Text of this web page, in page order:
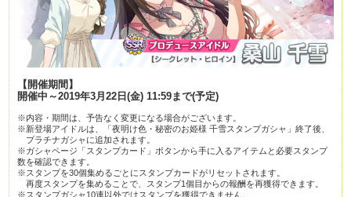
【開催期間】
開催中～2019年3月22日(金) 11:59まで(予定)
※内容・期間は、予告なく変更になる場合がございます。
※新登場アイドルは、「夜明け色・秘密のお姫様 千雪スタンプガシャ」終了後、
プラチナガシャに追加されます。
※ガシャページ「スタンプカード」ボタンから手に入るアイテムと必要スタンプ
数を確認できます。
※スタンプを30個集めるごとにスタンプカードがリセットされます。
再度スタンプを集めることで、スタンプ1個目からの報酬を再獲得できます。
※スタンプガシャ10連以外ではスタンプを獲得できません。